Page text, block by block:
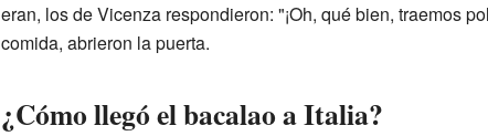
eran, los de Vicenza respondieron: "¡Oh, qué bien, traemos
comida, abrieron la puerta.
¿Cómo llegó el bacalao a Italia?